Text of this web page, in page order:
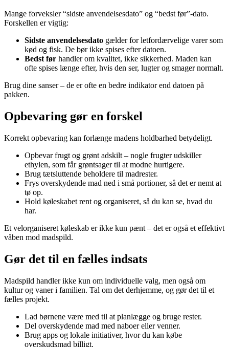
Mange forveksler “sidste anvendelsesdato” og “bedst før”-dato.
Forskellen er vigtig:
Sidste anvendelsesdato gælder for letfordærvelige varer som
kød og fisk. De bør ikke spises efter datoen.
Bedst før handler om kvalitet, ikke sikkerhed. Maden kan
ofte spises længe efter, hvis den ser, lugter og smager normalt.
Brug dine sanser – de er ofte en bedre indikator end datoen på
pakken.
Opbevaring gør en forskel
Korrekt opbevaring kan forlænge madens holdbarhed betydeligt.
Opbevar frugt og grønt adskilt – nogle frugter udskiller
ethylen, som får grøntsager til at modne hurtigere.
Brug tætsluttende beholdere til madrester.
Frys overskydende mad ned i små portioner, så det er nemt at
tø op.
Hold køleskabet rent og organiseret, så du kan se, hvad du
har.
Et velorganiseret køleskab er ikke kun pænt – det er også et effektivt
våben mod madspild.
Gør det til en fælles indsats
Madspild handler ikke kun om individuelle valg, men også om
kultur og vaner i familien. Tal om det derhjemme, og gør det til et
fælles projekt.
Lad børnene være med til at planlægge og bruge rester.
Del overskydende mad med naboer eller venner.
Brug apps og lokale initiativer, hvor du kan købe
overskudsmad billigt.